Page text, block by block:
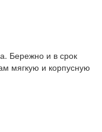
Бережно и в срок
мягкую и корпусную